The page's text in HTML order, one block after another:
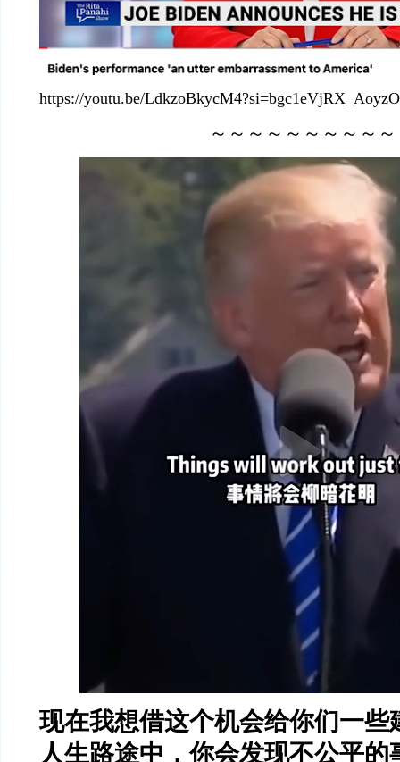
https://youtu.be/
～～～～～～～～～～
现在我想借这个机会给你们一些
人生路途中，你会发现不公平的